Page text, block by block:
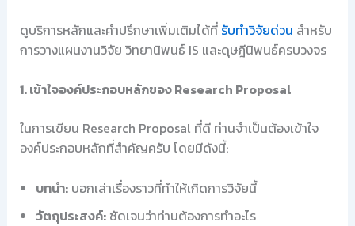
ดูบริการหลักและคำปรึกษาเพิ่มเติมได้ที่ รับทำวิจัยด่วน สำหรับ
การวางแผนงานวิจัย วิทยานิพนธ์ IS และดุษฎีนิพนธ์ครบวงจร
1. เข้าใจองค์ประกอบหลักของ Research Proposal
ในการเขียน Research Proposal ที่ดี ท่านจำเป็นต้องเข้าใจ
องค์ประกอบหลักที่สำคัญครับ โดยมีดังนี้:
บทนำ:บอกเล่าเรื่องราวที่ทำให้เกิดการวิจัยนี้
วัตถุประสงค์:ชัดเจนว่าท่านต้องการทำอะไร